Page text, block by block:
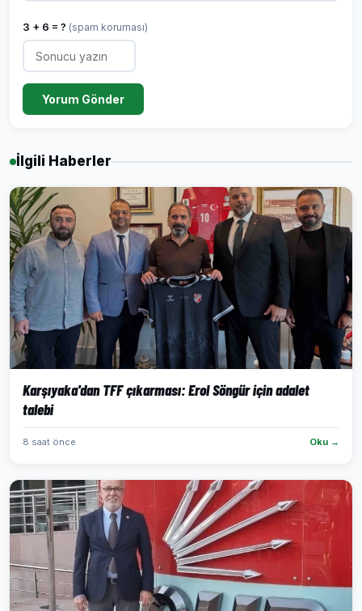
3 + 6 = ? (spam koruması)
Yorum Gönder
İlgili Haberler
Karşıyaka'dan TFF çıkarması: Erol Söngür için adalet
talebi
8 saat önce Oku →